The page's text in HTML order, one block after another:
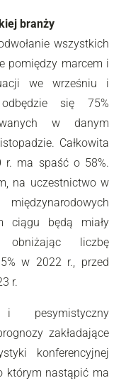
branży
wszystkich
pomiędzy marcem i
we wrześniu i
się 75%
w danym
Całkowita
r. ma spaść o 58%.
na uczestnictwo w
ciągu będą miały
obniżając liczbę
w 2022 r., przed
r.
i pesymistyczny
zakładające
konferencyjnej
którym nastąpić ma